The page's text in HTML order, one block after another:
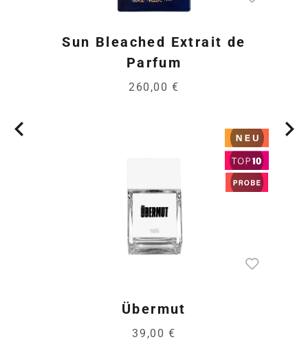
Sun Bleached Extrait de
Parfum
260,00 €
Übermut
39,00 €